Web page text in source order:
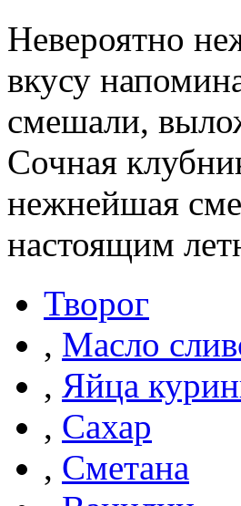
Невероятно
вкусу
смешали,
Сочная
нежнейшая
настоящим
Творог
, Масло
, Яйца
, Сахар
, Сметана